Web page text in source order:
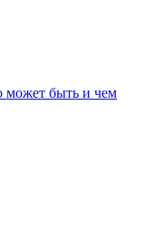
может быть и чем